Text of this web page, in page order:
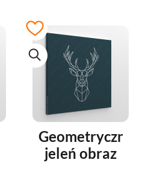
Geometryczny
jeleń obraz